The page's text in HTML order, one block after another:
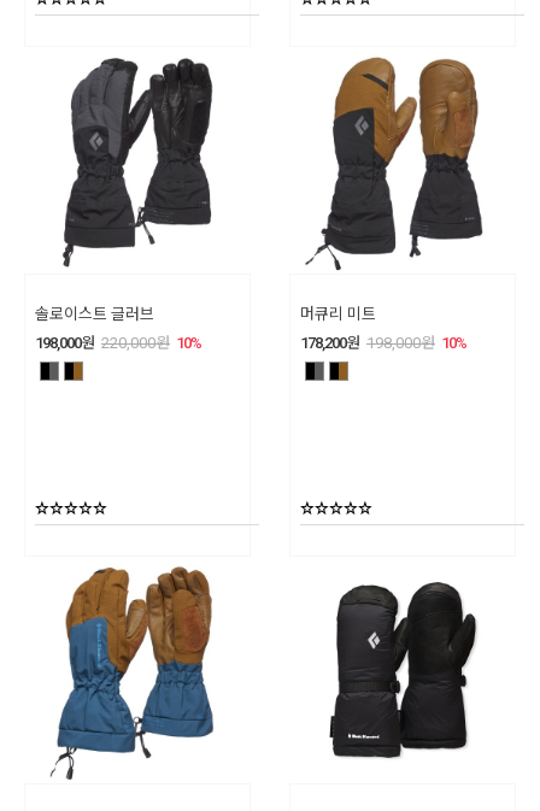
솔로이스트 글러브
198,000원 220,000원 10%
머큐리 미트
178,200원 198,000원 10%